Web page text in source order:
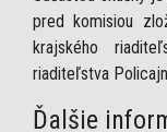
pred komisiou
krajského
riaditeľstva
Ďalšie